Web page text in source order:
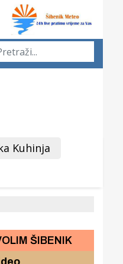
Kuhinja
ŠIBENIK